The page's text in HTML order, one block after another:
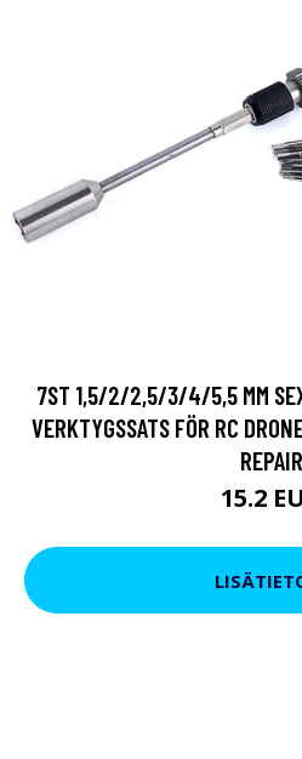
7ST 1,5/2/2,5/3/4/5,5 MM
VERKTYGSSATS FÖR RC
REPAIR
15.2